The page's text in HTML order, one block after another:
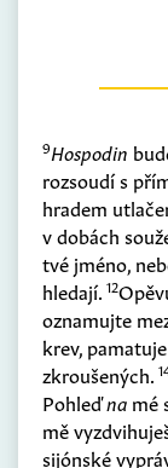
9Hospodin
rozsoudí s
hradem
v dobách
tvé jméno,
hledají. 12
oznamujte
krev,
zkroušených.
Pohleďna mé
mě
sijónské